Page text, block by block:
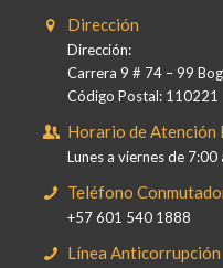
Dirección
Dirección:
Carrera 9 # 74 – 99
Código Postal: 110221
Horario de Atención
Lunes a viernes de
Teléfono
+57 601 540 1888
Línea Anticorrupción